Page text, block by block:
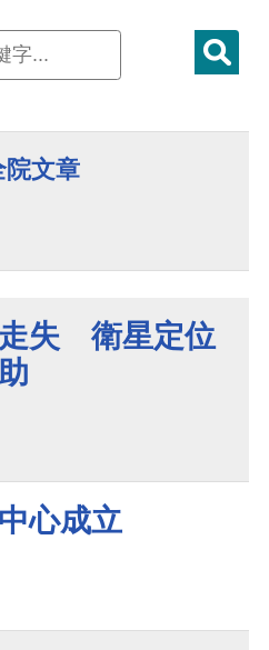
院文章
走失 衛星定位
心成立